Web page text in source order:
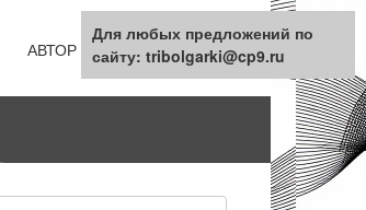
АВТОР КАРТА САЙТА
Для любых предложений по
сайту: tribolgarki@cp9.ru